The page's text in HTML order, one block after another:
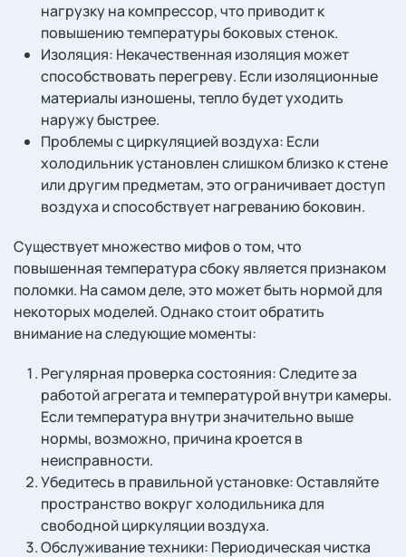
нагрузку на компрессор, что приводит к
повышению температуры боковых стенок.
Изоляция: Некачественная изоляция может
способствовать перегреву. Если изоляционные
материалы изношены, тепло будет уходить
наружу быстрее.
Проблемы с циркуляцией воздуха: Если
холодильник установлен слишком близко к стене
или другим предметам, это ограничивает доступ
воздуха и способствует нагреванию боковин.
Существует множество мифов о том, что
повышенная температура сбоку является признаком
поломки. На самом деле, это может быть нормой для
некоторых моделей. Однако стоит обратить
внимание на следующие моменты:
Регулярная проверка состояния: Следите за
работой агрегата и температурой внутри камеры.
Если температура внутри значительно выше
нормы, возможно, причина кроется в
неисправности.
Убедитесь в правильной установке: Оставляйте
пространство вокруг холодильника для
свободной циркуляции воздуха.
Обслуживание техники: Периодическая чистка